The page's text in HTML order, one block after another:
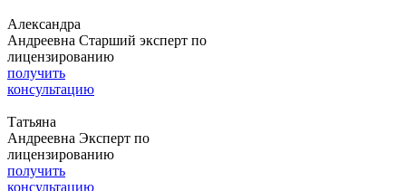
Александра
Андреевна Старший эксперт по
лицензированию
получить
консультацию
Татьяна
Андреевна Эксперт по
лицензированию
получить
консультацию